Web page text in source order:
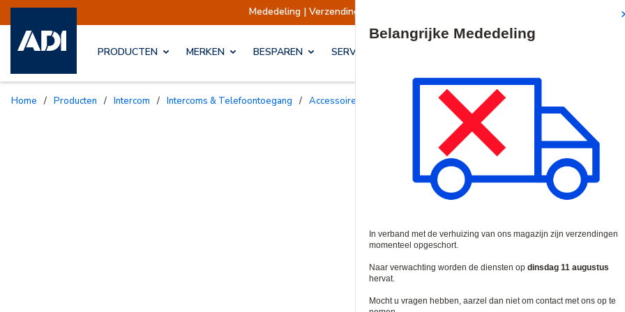
Mededeling | Verzendingen opgeschort Verzendingen worden op
PRODUCTEN MERKEN BESPAREN SERVICES & OPLOSSINGEN
Home / Producten / Intercom / Intercoms & Telefoontoegang / Accessoires voor intercom en telefoontoegang